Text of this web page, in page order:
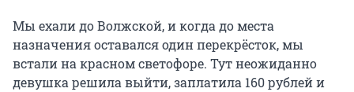
Мы ехали до Волжской, и когда до места
назначения оставался один перекрёсток, мы
встали на красном светофоре. Тут неожиданно
девушка решила выйти, заплатила 160 рублей и